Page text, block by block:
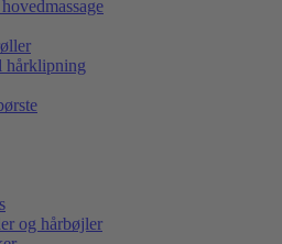
hårklipning
og hårbøjler